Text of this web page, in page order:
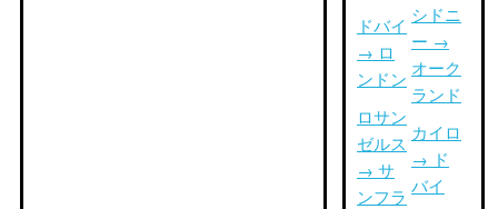
ドバイ
→ ロ
ンドン
ロサン
ゼルス
→ サ
ンフラ
シドニ
ー →
オーク
ランド
カイロ
→ ド
バイ